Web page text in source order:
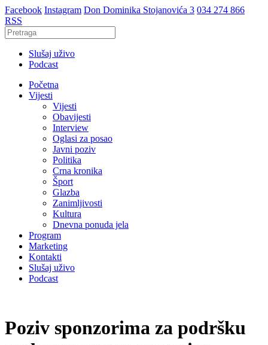
Facebook Instagram Don Dominika Stojanovića 3 034 274 866
RSS
Slušaj uživo
Podcast
Početna
Vijesti
Vijesti
Obavijesti
Interview
Oglasi za posao
Javni poziv
Politika
Crna kronika
Šport
Glazba
Zanimljivosti
Kultura
Dnevna ponuda jela
Program
Marketing
Kontakti
Slušaj uživo
Podcast
Poziv sponzorima za podršku